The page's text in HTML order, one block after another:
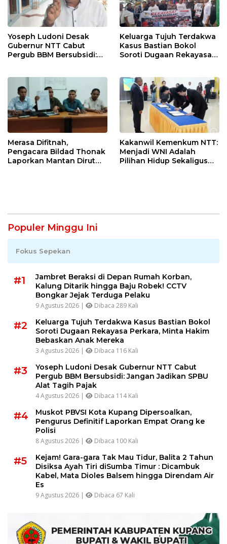
Yoseph Ludoni Desak
Gubernur NTT Cabut
Pergub BBM Bersubsidi:
Keluarga Tujuh Terdakwa
Kasus Bastian Bokol
Soroti Dugaan Rekayasa
Merasa Difitnah,
Pengacara Bildad Thonak
Laporkan Mantan Dirut
Kakanwil Kemenkum NTT:
Menjadi WNI Adalah
Pilihan Hidup Sekaligus
Populer Minggu Ini
Fokus Sepekan
#1
Jambret Beraksi di Depan Rumah Korban,
Kalung Ditarik hingga Baju Robek! CCTV
Bongkar Jejak Terduga Pelaku
9 Agustus 2026 | Dibaca 289 Kali
#2
Keluarga Tujuh Terdakwa Kasus Bastian Bokol
Soroti Dugaan Rekayasa Perkara, Minta Hakim
Bebaskan Anak Mereka
3 Agustus 2026 | Dibaca 116 Kali
#3
Yoseph Ludoni Desak Gubernur NTT Cabut
Pergub BBM Bersubsidi: Jangan Jadikan SPBU
Alat Tagih Pajak
4 Agustus 2026 | Dibaca 114 Kali
#4
Muskot PBVSI Kota Kupang Dipersoalkan,
Pengurus Definitif Laporkan Empat Orang ke
Polisi
8 Agustus 2026 | Dibaca 100 Kali
#5
Kejam! Gara-gara Tak Mau Tidur, Balita 2 Tahun
Disiksa Ayah Tiri diSumba Timur : Dicambuk
Kabel, Mata Dioles Balsem hingga Direndam Air
Es
9 Agustus 2026 | Dibaca 67 Kali